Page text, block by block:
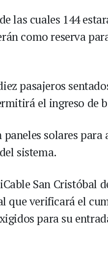
las cuales 144
como reserva
pasajeros
el ingreso de
solares
sistema.
San Cristóbal
que verificará el
para su